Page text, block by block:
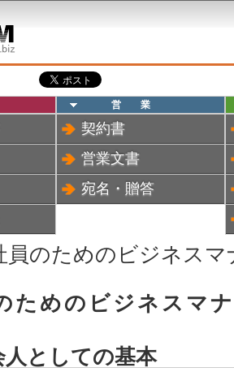
営業
契約書
営業文書
宛名・贈答
員のためのビジネスマ
ためのビジネスマ
としての基本